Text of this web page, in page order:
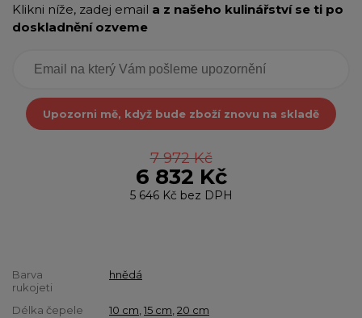
Klikni níže, zadej email a z našeho kulinářství se ti po
doskladnění ozveme
Upozorni mě, když bude zboží znovu na skladě
7 972 Kč
6 832 Kč
5 646 Kč bez DPH
Barva
rukojeti
hnědá
Délka čepele 10 cm 15 cm 20 cm